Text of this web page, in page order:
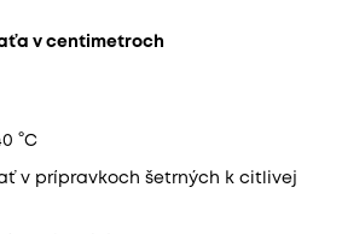
v centimetroch
°C
v prípravkoch šetrných k citlivej